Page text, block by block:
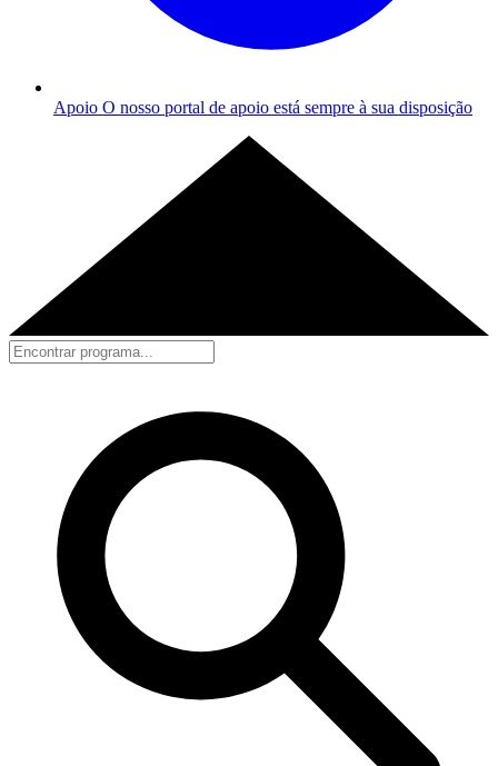
Apoio O nosso portal de apoio está sempre à sua disposição